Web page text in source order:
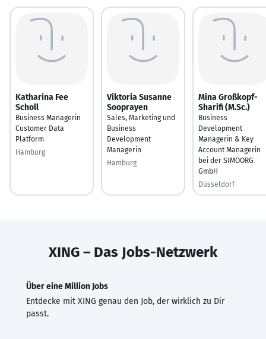
Katharina Fee
Scholl
Business Managerin
Customer Data
Platform
Hamburg
Viktoria Susanne
Sooprayen
Sales, Marketing und
Business
Development
Managerin
Hamburg
Mina Großkopf-
Sharifi (M.Sc.)
Business
Development
Managerin & Key
Account Managerin
bei der SIMOORG
GmbH
Düsseldorf
XING – Das Jobs-Netzwerk
Über eine Million Jobs
Entdecke mit XING genau den Job, der wirklich zu Dir
passt.